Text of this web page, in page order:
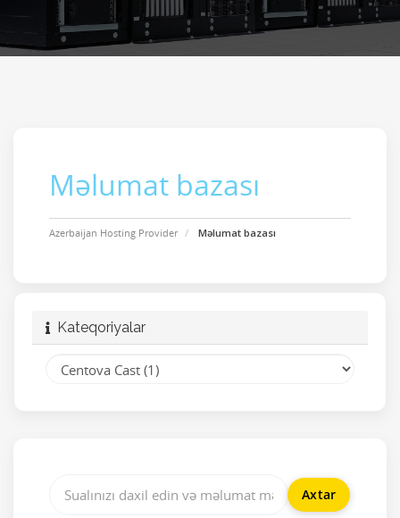
Məlumat bazası
Azerbaijan Hosting Provider Məlumat bazası
Kateqoriyalar